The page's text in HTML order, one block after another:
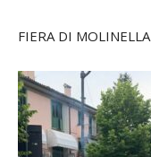
FIERA DI MOLINELLA